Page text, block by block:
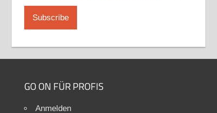
GO ON FÜR PROFIS
Anmelden